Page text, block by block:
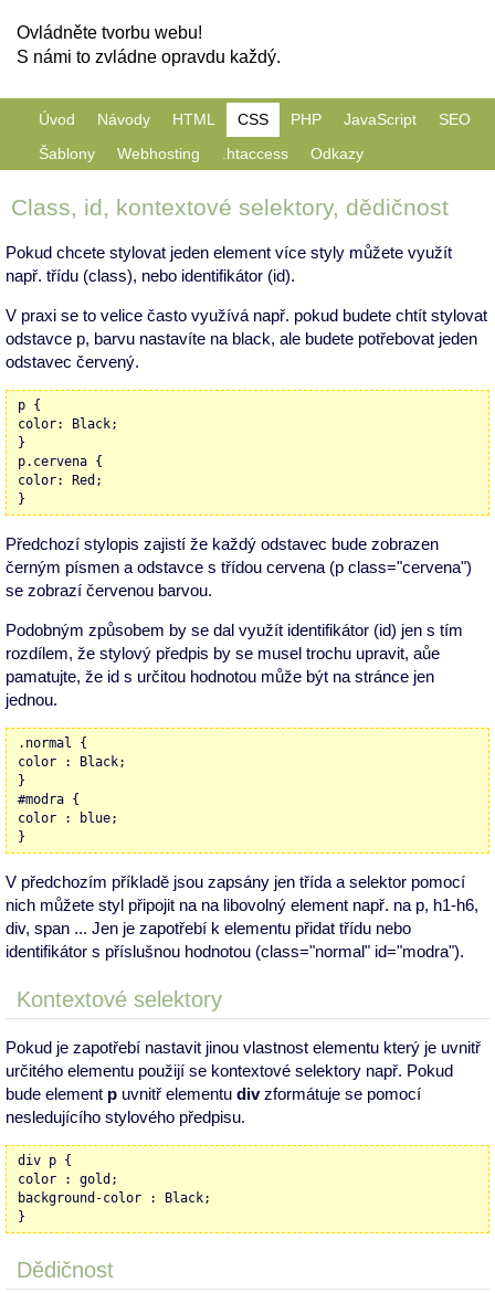
Ovládněte tvorbu webu!
S námi to zvládne opravdu každý.
Úvod Návody HTML CSS PHP JavaScript
SEO
Šablony
Webhosting .htaccess Odkazy
Class, id, kontextové selektory, dědičnost
Pokud chcete stylovat jeden element více styly můžete využít
např. třídu (class), nebo identifikátor (id).
V praxi se to velice často využívá např. pokud budete chtít stylovat
odstavce p, barvu nastavíte na black, ale budete potřebovat jeden
odstavec červený.
p {
color: Black;
}
p.cervena {
color: Red;
}
Předchozí stylopis zajistí že každý odstavec bude zobrazen
černým písmen a odstavce s třídou cervena (p class="cervena")
se zobrazí červenou barvou.
Podobným způsobem by se dal využít identifikátor (id) jen s tím
rozdílem, že stylový předpis by se musel trochu upravit, aůe
pamatujte, že id s určitou hodnotou může být na stránce jen
jednou.
.normal {
color : Black;
}
#modra {
color : blue;
}
V předchozím příkladě jsou zapsány jen třída a selektor pomocí
nich můžete styl připojit na na libovolný element např. na p, h1-h6,
div, span ... Jen je zapotřebí k elementu přidat třídu nebo
identifikátor s příslušnou hodnotou (class="normal" id="modra").
Kontextové selektory
Pokud je zapotřebí nastavit jinou vlastnost elementu který je uvnitř
určitého elementu použijí se kontextové selektory např. Pokud
bude element p uvnitř elementu divzformátuje se pomocí
nesledujícího stylového předpisu.
div p {
color : gold;
background-color : Black;
}
Dědičnost